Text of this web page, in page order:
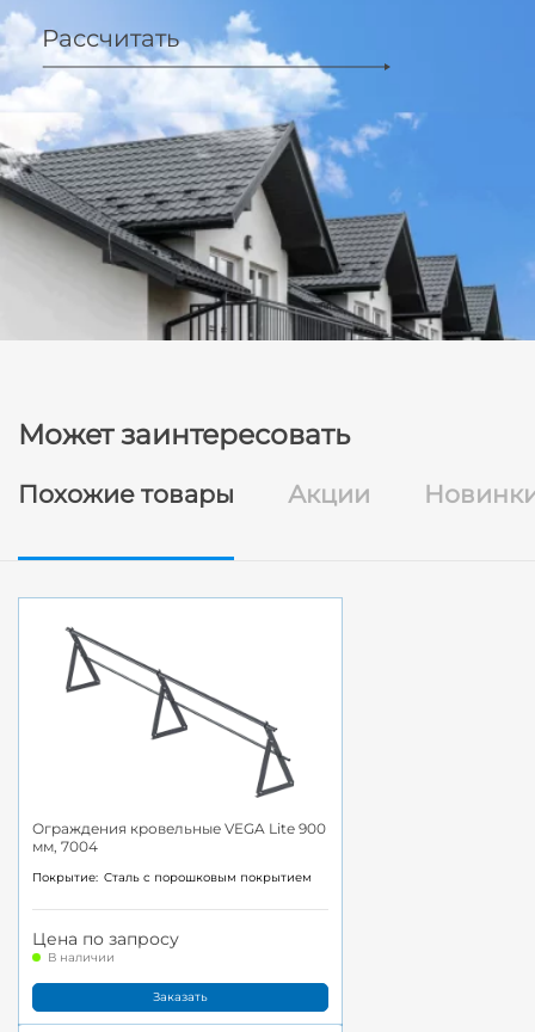
Рассчитать
Может заинтересовать
Похожие товары Акции
Ограждения кровельные VEGA Lite 900
мм, 7004
Покрытие: Cталь с порошковым покрытием
Цена по запросу
В наличии
Заказать